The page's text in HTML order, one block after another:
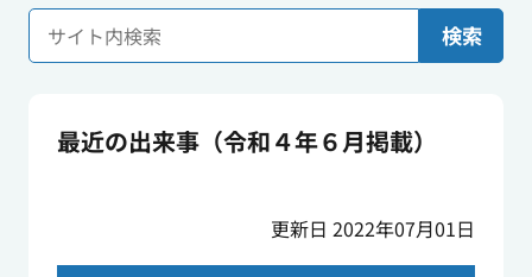
検索
最近の出来事（令和４年６月掲載）
更新日 2022年07月01日